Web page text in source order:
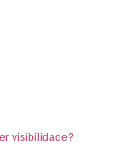
visibilidade?